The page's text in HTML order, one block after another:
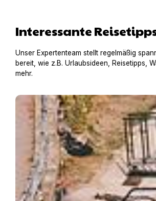
Interessante
Unser Expertenteam stellt regelmäßig
bereit, wie z.B. Urlaubsideen, Reisetipps,
mehr.
Hausboot mit Hund